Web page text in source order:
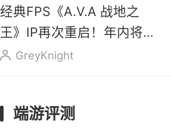
经典FPS《A.V.A 战地之
王》IP再次重启！年内将正
式上线
GreyKnight
端游评测